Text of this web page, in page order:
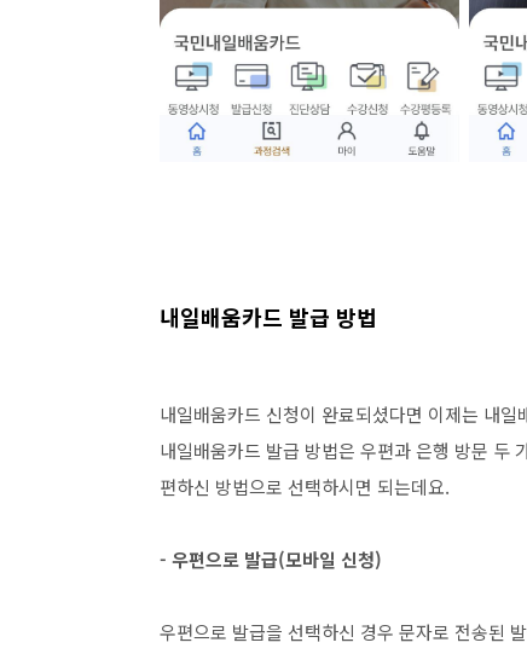
내일배움카드 발급 방법
내일배움카드 신청이 완료되셨다면 이제는 내
내일배움카드 발급 방법은 우편과 은행 방문 두
편하신 방법으로 선택하시면 되는데요.
- 우편으로 발급(모바일 신청)
우편으로 발급을 선택하신 경우 문자로 전송된